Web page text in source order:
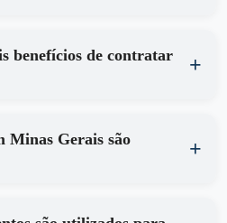
benefícios de contratar